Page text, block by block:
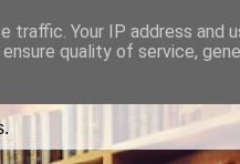
traffic. Your IP address and
quality of service,